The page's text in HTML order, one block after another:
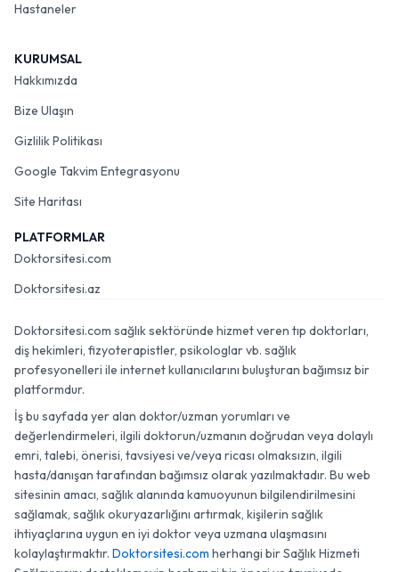
Hastaneler
KURUMSAL
Hakkımızda
Bize Ulaşın
Gizlilik Politikası
Google Takvim Entegrasyonu
Site Haritası
PLATFORMLAR
Doktorsitesi.com
Doktorsitesi.az
Doktorsitesi.com sağlık sektöründe hizmet veren tıp doktorları,
diş hekimleri, fizyoterapistler, psikologlar vb. sağlık
profesyonelleri ile internet kullanıcılarını buluşturan bağımsız bir
platformdur.
İş bu sayfada yer alan doktor/uzman yorumları ve
değerlendirmeleri, ilgili doktorun/uzmanın doğrudan veya dolaylı
emri, talebi, önerisi, tavsiyesi ve/veya ricası olmaksızın, ilgili
hasta/danışan tarafından bağımsız olarak yazılmaktadır. Bu web
sitesinin amacı, sağlık alanında kamuoyunun bilgilendirilmesini
sağlamak, sağlık okuryazarlığını artırmak, kişilerin sağlık
ihtiyaçlarına uygun en iyi doktor veya uzmana ulaşmasını
kolaylaştırmaktır. Doktorsitesi.com herhangi bir Sağlık Hizmeti